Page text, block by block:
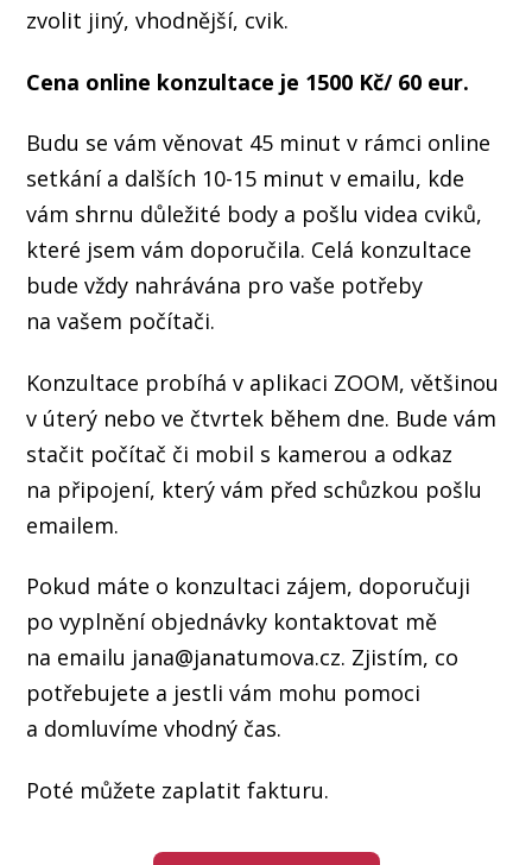
zvolit jiný, vhodnější, cvik.
Cena online konzultace je 1500 Kč/ 60 eur.
Budu se vám věnovat 45 minut v rámci online
setkání a dalších 10-15 minut v emailu, kde
vám shrnu důležité body a pošlu videa cviků,
které jsem vám doporučila. Celá konzultace
bude vždy nahrávána pro vaše potřeby
na vašem počítači.
Konzultace probíhá v aplikaci ZOOM, většinou
v úterý nebo ve čtvrtek během dne. Bude vám
stačit počítač či mobil s kamerou a odkaz
na připojení, který vám před schůzkou pošlu
emailem.
Pokud máte o konzultaci zájem, doporučuji
po vyplnění objednávky kontaktovat mě
na emailu jana@janatumova.cz. Zjistím, co
potřebujete a jestli vám mohu pomoci
a domluvíme vhodný čas.
Poté můžete zaplatit fakturu.